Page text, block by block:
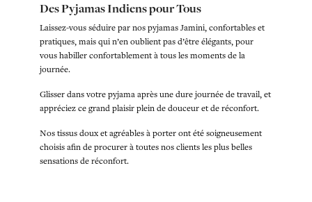
Des Pyjamas Indiens pour Tous
Laissez-vous séduire par nos pyjamas Jamini, confortables et
pratiques, mais qui n’en oublient pas d’être élégants, pour
vous habiller confortablement à tous les moments de la
journée.
Glisser dans votre pyjama après une dure journée de travail, et
appréciez ce grand plaisir plein de douceur et de réconfort.
Nos tissus doux et agréables à porter ont été soigneusement
choisis afin de procurer à toutes nos clients les plus belles
sensations de réconfort.